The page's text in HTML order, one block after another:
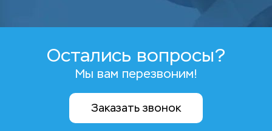
Остались вопросы?
Мы вам перезвоним!
Заказать звонок